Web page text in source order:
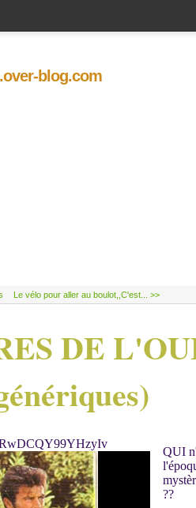
blog.com
Le vélo pour aller au boulot,,C'est... >>
DE
QUI
??